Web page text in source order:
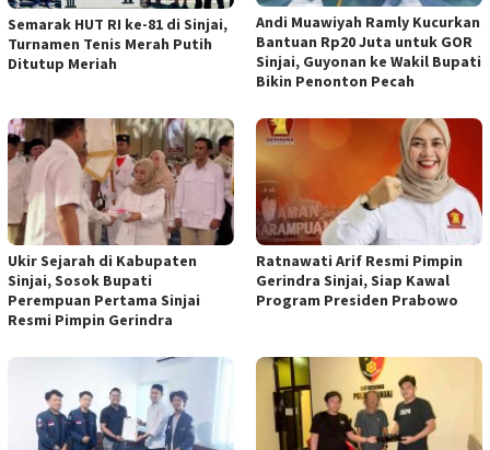
Semarak HUT RI ke-81 di Sinjai,
Turnamen Tenis Merah Putih
Ditutup Meriah
Andi Muawiyah Ramly Kucurkan
Bantuan Rp20 Juta untuk GOR
Sinjai, Guyonan ke Wakil Bupati
Bikin Penonton Pecah
Ukir Sejarah di Kabupaten
Sinjai, Sosok Bupati
Perempuan Pertama Sinjai
Resmi Pimpin Gerindra
Ratnawati Arif Resmi Pimpin
Gerindra Sinjai, Siap Kawal
Program Presiden Prabowo